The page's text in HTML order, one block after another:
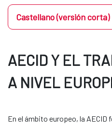
Castellano (versión corta)
AECID Y EL
A NIVEL
En el ámbito europeo, la AECID